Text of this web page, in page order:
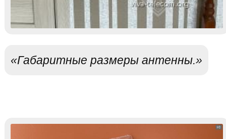
«Габаритные размеры антенны.»